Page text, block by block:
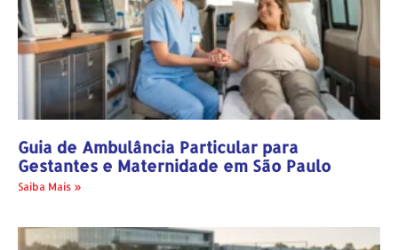
Guia de Ambulância Particular para
Gestantes e Maternidade em São Paulo
Saiba Mais »